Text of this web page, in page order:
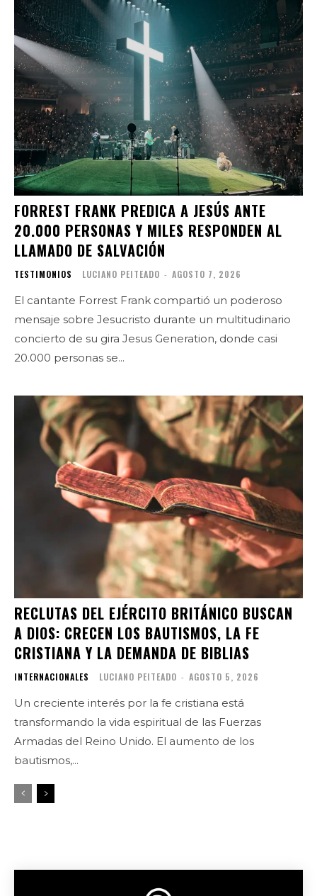
FORREST FRANK PREDICA A JESÚS ANTE
20.000 PERSONAS Y MILES RESPONDEN AL
LLAMADO DE SALVACIÓN
TESTIMONIOS LUCIANO PEITEADO - AGOSTO 7, 2026
El cantante Forrest Frank compartió un poderoso
mensaje sobre Jesucristo durante un multitudinario
concierto de su gira Jesus Generation, donde casi
20.000 personas se...
RECLUTAS DEL EJÉRCITO BRITÁNICO BUSCAN
A DIOS: CRECEN LOS BAUTISMOS, LA FE
CRISTIANA Y LA DEMANDA DE BIBLIAS
INTERNACIONALES LUCIANO PEITEADO - AGOSTO 5, 2026
Un creciente interés por la fe cristiana está
transformando la vida espiritual de las Fuerzas
Armadas del Reino Unido. El aumento de los
bautismos,...